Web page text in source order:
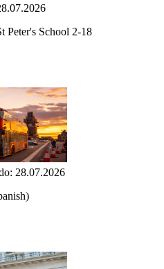
Peter's School 2-18
28.07.2026